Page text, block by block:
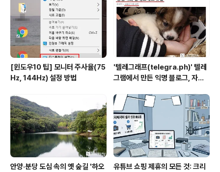
안경없이(무안경) 3D 영상을 볼 수 있으니 3D 컨텐츠의
소비와 생산에 결정적인 역할을 할 수 있다는 생각이다. ■
3D 동..
[윈도우10 팁] 모니터 주사율(75
Hz, 144Hz) 설정 방법
'텔레그래프(telegra.ph)' 텔레
그램에서 만든 익명 블로그, 자유
안양·분당 도심 속의 옛 숲길 '하오
유튜브 쇼핑 제휴의 모든 것: 크리